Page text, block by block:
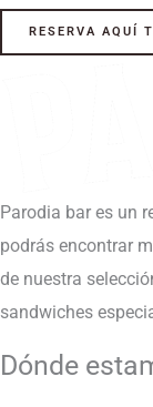
RESERVA AQUÍ
Parodia bar es un
podrás encontrar
de nuestra
sandwiches
Dónde